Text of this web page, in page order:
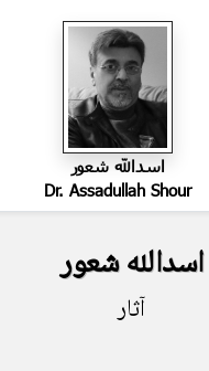
اسدالله شعور
Dr. Assadullah Shour
اسدالله شعور
آثار